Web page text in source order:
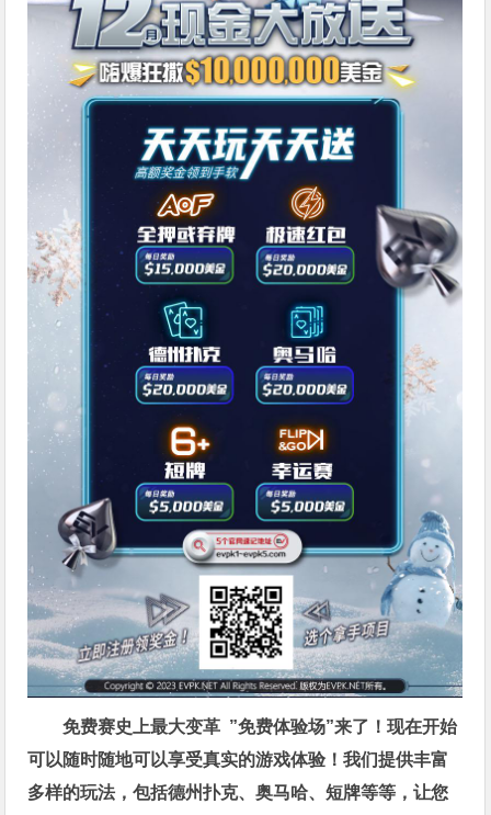
免费赛史上最大变革 ”免费体验场”来了！现在开始
可以随时随地可以享受真实的游戏体验！我们提供丰富
多样的玩法，包括德州扑克、奥马哈、短牌等等，让您